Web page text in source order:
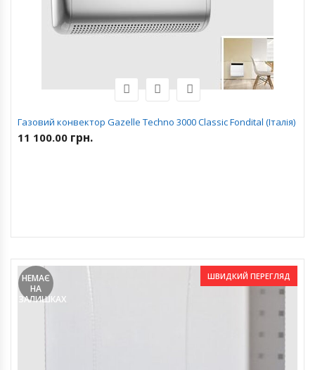
Газовий конвектор Gazelle Techno 3000 Classic Fondital (Італія)
11 100.00 грн.
НЕМАЄ
НА
ЗАЛИШКАХ
ШВИДКИЙ ПЕРЕГЛЯД